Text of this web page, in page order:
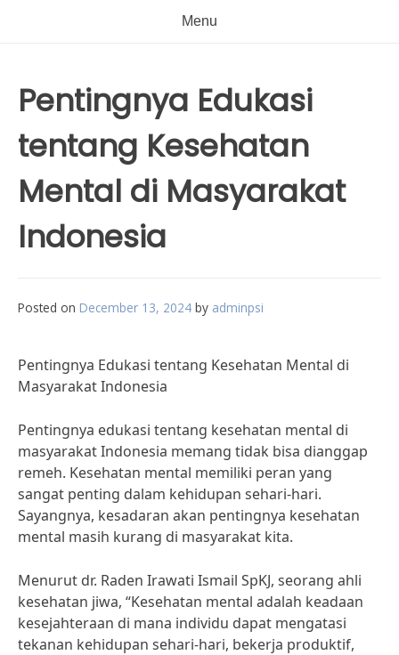
Menu
Pentingnya Edukasi
tentang Kesehatan
Mental di Masyarakat
Indonesia
Posted on December 13, 2024 by adminpsi
Pentingnya Edukasi tentang Kesehatan Mental di
Masyarakat Indonesia
Pentingnya edukasi tentang kesehatan mental di
masyarakat Indonesia memang tidak bisa dianggap
remeh. Kesehatan mental memiliki peran yang
sangat penting dalam kehidupan sehari-hari.
Sayangnya, kesadaran akan pentingnya kesehatan
mental masih kurang di masyarakat kita.
Menurut dr. Raden Irawati Ismail SpKJ, seorang ahli
kesehatan jiwa, “Kesehatan mental adalah keadaan
kesejahteraan di mana individu dapat mengatasi
tekanan kehidupan sehari-hari, bekerja produktif,